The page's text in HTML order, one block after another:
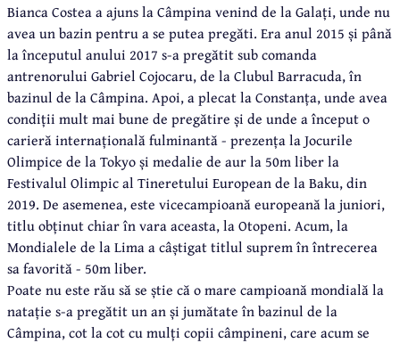
Bianca Costea a ajuns la Câmpina venind de la Galați, unde nu
avea un bazin pentru a se putea pregăti. Era anul 2015 și până
la începutul anului 2017 s-a pregătit sub comanda
antrenorului Gabriel Cojocaru, de la Clubul Barracuda, în
bazinul de la Câmpina. Apoi, a plecat la Constanța, unde avea
condiții mult mai bune de pregătire și de unde a început o
carieră internațională fulminantă - prezența la Jocurile
Olimpice de la Tokyo și medalie de aur la 50m liber la
Festivalul Olimpic al Tineretului European de la Baku, din
2019. De asemenea, este vicecampioană europeană la juniori,
titlu obținut chiar în vara aceasta, la Otopeni. Acum, la
Mondialele de la Lima a câștigat titlul suprem în întrecerea
sa favorită - 50m liber.
Poate nu este rău să se știe că o mare campioană mondială la
natație s-a pregătit un an și jumătate în bazinul de la
Câmpina, cot la cot cu mulți copii câmpineni, care acum se